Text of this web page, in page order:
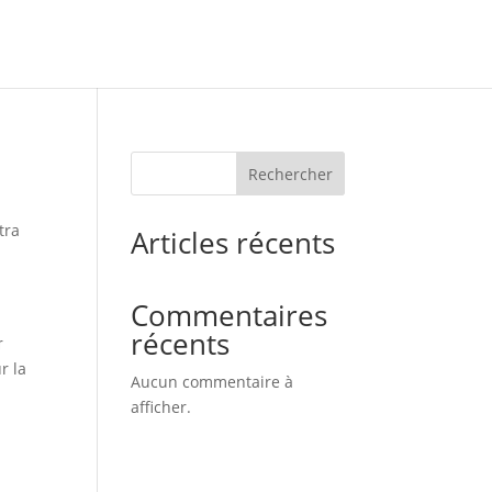
la
Rechercher
Articles récents
Commentaires
récents
Aucun commentaire à
afficher.